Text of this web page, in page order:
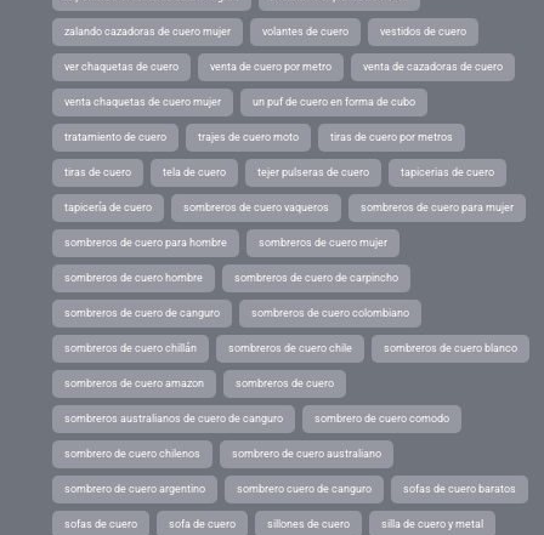
zalando cazadoras de cuero mujer volantes de cuero vestidos de cuero
ver chaquetas de cuero venta de cuero por metro venta de cazadoras de cuero
venta chaquetas de cuero mujer un puf de cuero en forma de cubo
tratamiento de cuero trajes de cuero moto tiras de cuero por metros
tiras de cuero tela de cuero tejer pulseras de cuero tapicerias de cuero
tapicería de cuero sombreros de cuero vaqueros sombreros de cuero para mujer
sombreros de cuero para hombre sombreros de cuero mujer
sombreros de cuero hombre sombreros de cuero de carpincho
sombreros de cuero de canguro sombreros de cuero colombiano
sombreros de cuero chillán sombreros de cuero chile sombreros de cuero blanco
sombreros de cuero amazon sombreros de cuero
sombreros australianos de cuero de canguro sombrero de cuero comodo
sombrero de cuero chilenos sombrero de cuero australiano
sombrero de cuero argentino sombrero cuero de canguro sofas de cuero baratos
sofas de cuero sofa de cuero sillones de cuero silla de cuero y metal